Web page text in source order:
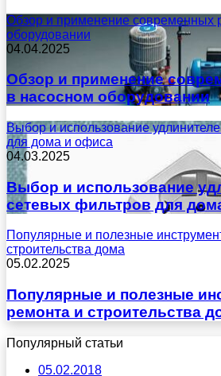
Обзор и применение современных
оборудовании
04.04.2025
Обзор и применение
в насосном оборудовании
Выбор и использование
для дома и офиса
04.03.2025
Выбор и использование
сетевых фильтров для
Популярные и полезные
строительства дома
05.02.2025
Популярные и полезные
ремонта и строительства
Популярный статьи
05.02.2018